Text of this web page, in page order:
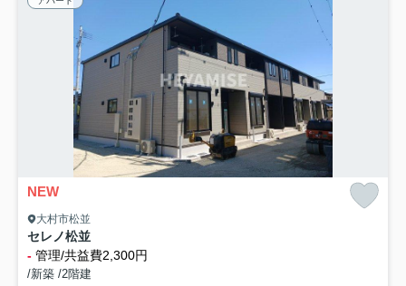
NEW
大村市松並
セレノ松並
- 管理/共益費2,300円
/新築 /2階建